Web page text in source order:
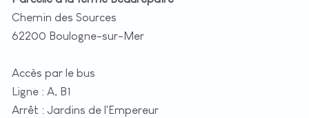
Chemin des Sources
62200 Boulogne-sur-Mer
Accès par le bus
Ligne : A, B1
Arrêt : Jardins de l'Empereur